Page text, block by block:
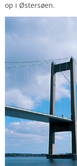
op i Østersøen.